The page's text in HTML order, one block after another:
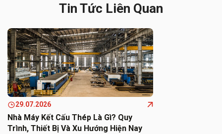
Tin Tức Liên Quan
29.07.2026
Nhà Máy Kết Cấu Thép Là Gì? Quy
Trình, Thiết Bị Và Xu Hướng Hiện Nay